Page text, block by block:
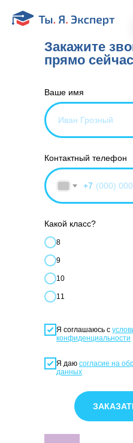
Ваше имя
Контактный телефон
+7
Какой класс?
8
9
10
11
Я соглашаюсь с
конфиденциальности
Я даю согласие на
данных
Закажите
прямо сейчас